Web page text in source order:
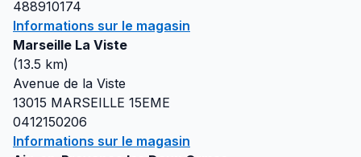
488910174
Informations sur le magasin
Marseille La Viste
(13.5 km)
Avenue de la Viste
13015 MARSEILLE 15EME
0412150206
Informations sur le magasin